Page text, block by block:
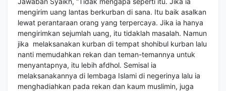
mengirim uang lantas berkurban di sana. Itu baik asalkan
lewat perantaraan orang yang terpercaya. Jika ia hanya
mengirimkan sejumlah uang, itu tidaklah masalah. Namun
jika melaksanakan kurban di tempat shohibul kurban lalu
nanti memudahkan rekan dan teman-temannya untuk
menyantapnya, itu lebih afdhol. Semisal ia
melaksanakannya di lembaga Islami di negerinya lalu ia
menghadiahkan pada rekan dan kaum muslimin, juga